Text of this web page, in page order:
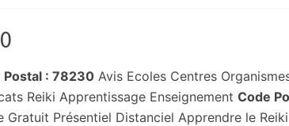
Postal : 78230 Avis Ecoles Centres
Reiki Apprentissage Enseignement Code
Gratuit Présentiel Distanciel Apprendre le